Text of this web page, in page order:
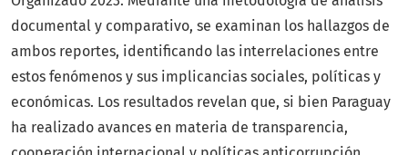
documental y comparativo, se examinan los hallazgos de
ambos reportes, identificando las interrelaciones entre
estos fenómenos y sus implicancias sociales, políticas y
económicas. Los resultados revelan que, si bien Paraguay
ha realizado avances en materia de transparencia,